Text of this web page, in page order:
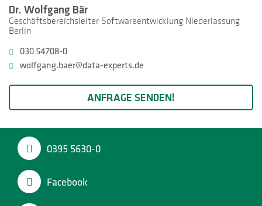
Dr. Wolfgang Bär
Geschäftsbereichsleiter Softwareentwicklung Niederlassung
Berlin
030 54708-0
wolfgang.baer@data-experts.de
ANFRAGE SENDEN!
0395 5630-0
Facebook